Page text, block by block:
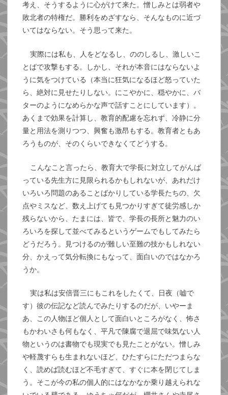
考え、そうするように心がけて来た。憎しみとは弱者や
敗北者の特権だ。勝利をめざすなら、そんなものに近づ
いてはならない。そう思って来た。
実際には私も、人をどなるし、ののしるし、激しいこ
とばで攻撃もする。しかし、それが本音にはならないよ
うに気をつけている（本当に狂気になるほど怒っていた
ら、絶対に見せたりしない。にこやかに、穏やかに、バ
ターのようになめらかな声で話すことにしています）。
あくまで効果を計算し、教育的配慮を忘れず、冷静に分
量と用法を測りつつ、興奮も激昂もする。教育者ともあ
ろうものが、そのくらいできなくてどうする。
こんなこと言ったら、教育大で学長に対立してがんば
っている先生方に見限られるかもしれないが、あれだけ
いろいろ問題のあることばかりしている学長たちの、欠
点やミスなど、数え上げても見つかりすぎて徒労感しか
残らないから、たまには、皆で、学長の長所と魅力のい
ろいろを探して並べてみるというゲームでもしてみたら
どうだろう。見つけるのが難しい至難の技かもしれない
分、かえって気分転換にもなって、面白いのではなかろ
うか。
実は私は安倍晋三にもこれをしたくて、日夜（嘘で
す）彼の伝記など読んでみたりするのだが、いやーま
あ、この人物ほど個人として面白いところがなく、怖さ
もかわいさも何もなく、平凡で陳腐で退屈で味気ない人
物というのは書物でも現実でも見たことがない。憎しみ
や軽蔑すらも生まれないほど、ひたすらにただつまらな
く、読めば読むほど不毛すぎて、すぐに本を閉じてしま
う。そこが今の私の個人的にはなかなか乗り越えられな